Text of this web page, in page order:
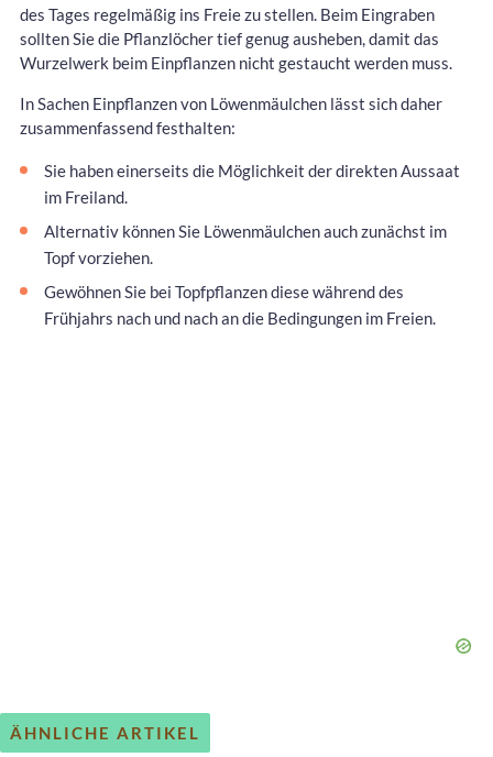
des Tages regelmäßig ins Freie zu stellen. Beim Eingraben
sollten Sie die Pflanzlöcher tief genug ausheben, damit das
Wurzelwerk beim Einpflanzen nicht gestaucht werden muss.
In Sachen Einpflanzen von Löwenmäulchen lässt sich daher
zusammenfassend festhalten:
Sie haben einerseits die Möglichkeit der direkten Aussaat
im Freiland.
Alternativ können Sie Löwenmäulchen auch zunächst im
Topf vorziehen.
Gewöhnen Sie bei Topfpflanzen diese während des
Frühjahrs nach und nach an die Bedingungen im Freien.
ÄHNLICHE ARTIKEL